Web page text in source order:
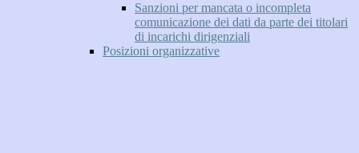
Sanzioni per mancata o incompleta
comunicazione dei dati da parte dei titolari
di incarichi dirigenziali
Posizioni organizzative